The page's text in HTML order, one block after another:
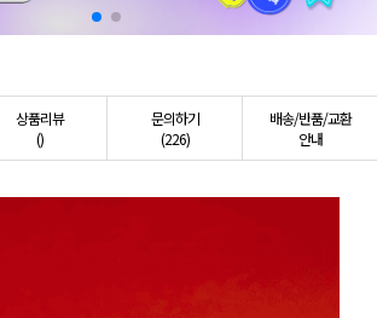
상품리뷰
()
문의하기
(226)
배송/반품/교환
안내